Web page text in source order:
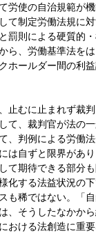
労使の自治規範が
て制定労働法規に
罰則による硬質的
ら、労働基準法を
ホールダー間の利
むに止まれず裁
て、裁判官が法の
、判例による労働
は自ずと限界があ
て期待できる部分
化する法益状況の
稀ではない。「
、そうしたなかか
おける法創造に重